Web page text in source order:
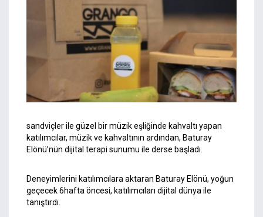
sandviçler ile güzel bir müzik eşliğinde kahvaltı yapan
katılımcılar, müzik ve kahvaltının ardından, Baturay
Elönü’nün dijital terapi sunumu ile derse başladı.
Deneyimlerini katılımcılara aktaran Baturay Elönü, yoğun
geçecek 6hafta öncesi, katılımcıları dijital dünya ile
tanıştırdı.